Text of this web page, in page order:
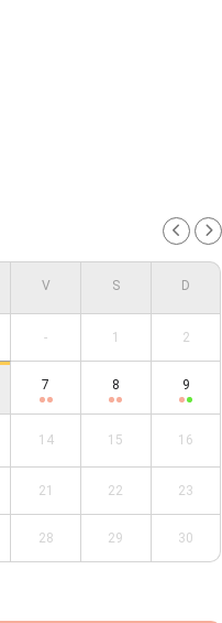
- 1 2
7 8 9
14 15 16
21 22 23
28 29 30